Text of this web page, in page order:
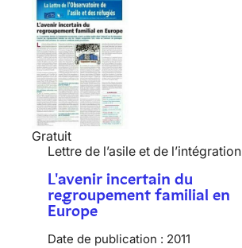
Gratuit
Lettre de l’asile et de l’intégration
L'avenir incertain du
regroupement familial en
Europe
Date de publication : 2011